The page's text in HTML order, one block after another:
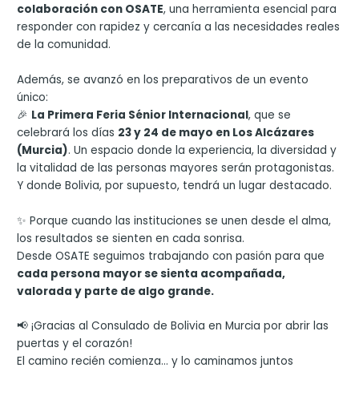
colaboración con OSATE, una herramienta esencial para
responder con rapidez y cercanía a las necesidades reales
de la comunidad.
Además, se avanzó en los preparativos de un evento
único:
🎉 La Primera Feria Sénior Internacional, que se
celebrará los días 23 y 24 de mayo en Los Alcázares
(Murcia). Un espacio donde la experiencia, la diversidad y
la vitalidad de las personas mayores serán protagonistas.
Y donde Bolivia, por supuesto, tendrá un lugar destacado.
✨ Porque cuando las instituciones se unen desde el alma,
los resultados se sienten en cada sonrisa.
Desde OSATE seguimos trabajando con pasión para que
cada persona mayor se sienta acompañada,
valorada y parte de algo grande.
📢 ¡Gracias al Consulado de Bolivia en Murcia por abrir las
puertas y el corazón!
El camino recién comienza… y lo caminamos juntos